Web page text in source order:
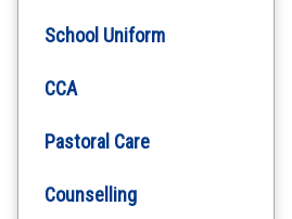
School Uniform
CCA
Pastoral Care
Counselling